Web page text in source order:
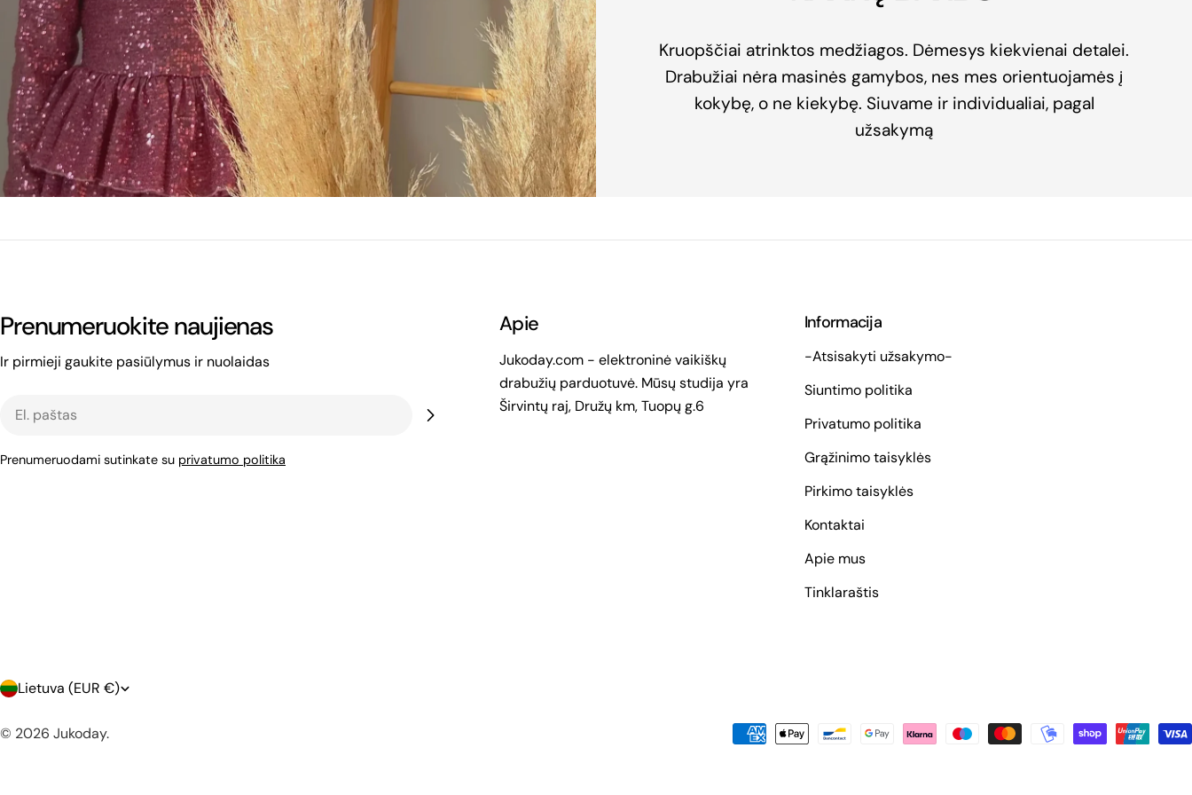
Kruopščiai atrinktos medžiagos. Dėmesys kiekvienai detalei.
Drabužiai nėra masinės gamybos, nes mes orientuojamės į
kokybę, o ne kiekybę. Siuvame ir individualiai, pagal
užsakymą
Prenumeruokite naujienas
Ir pirmieji gaukite pasiūlymus ir nuolaidas
paštas
Prenumeruodami sutinkate su privatumo politika
Apie
Jukoday.com - elektroninė vaikiškų
drabužių parduotuvė. Mūsų studija yra
Širvintų raj, Družų km, Tuopų g.6
Informacija
-Atsisakyti užsakymo-
Siuntimo politika
Privatumo politika
Grąžinimo taisyklės
Pirkimo taisyklės
Kontaktai
Apie mus
Tinklaraštis
Š
a
Lietuva (EUR €)
© 2026 Jukoday.
Mokėjimo